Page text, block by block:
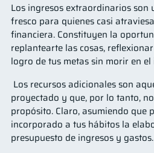
Los ingresos extraordinarios son
fresco para quienes casi
financiera. Constituyen la
replantearte las cosas,
logro de tus metas sin morir en
Los recursos adicionales son
proyectado y que, por lo tanto,
propósito. Claro, asumiendo que
incorporado a tus hábitos la
presupuesto de ingresos y gastos.